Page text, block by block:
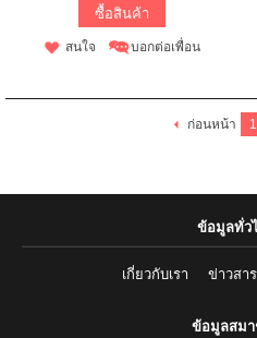
ซื้อสินค้า
สนใจ บอกต่อเพื่อน
ก่อนหน้า 1
ข้อมูลทั่ว
เกี่ยวกับเรา ข่าวสาร
ข้อมูลสม